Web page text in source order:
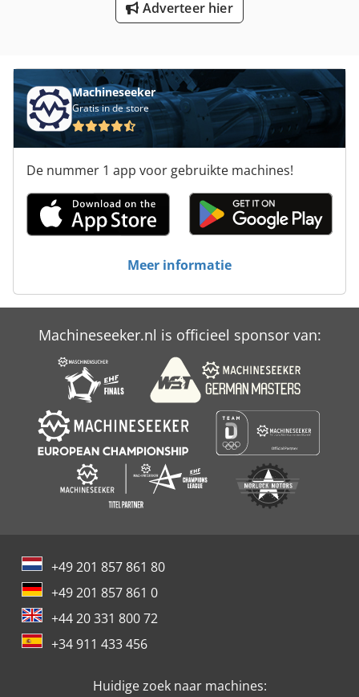
Adverteer hier
Machineseeker
Gratis in de store
De nummer 1 app voor gebruikte machines!
Meer informatie
Machineseeker.nl is officieel sponsor van:
+49 201 857 861 80
+49 201 857 861 0
+44 20 331 800 72
+34 911 433 456
Huidige zoek naar machines: